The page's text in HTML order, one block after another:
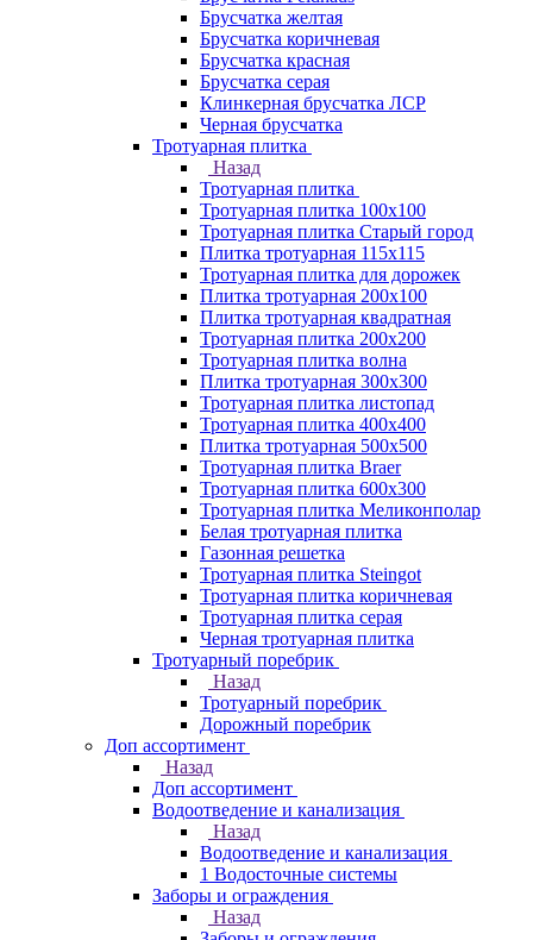
Брусчатка желтая
Брусчатка коричневая
Брусчатка красная
Брусчатка серая
Клинкерная брусчатка ЛСР
Черная брусчатка
Тротуарная плитка
Назад
Тротуарная плитка
Тротуарная плитка 100x100
Тротуарная плитка Старый город
Плитка тротуарная 115x115
Тротуарная плитка для дорожек
Плитка тротуарная 200х100
Плитка тротуарная квадратная
Тротуарная плитка 200х200
Тротуарная плитка волна
Плитка тротуарная 300х300
Тротуарная плитка листопад
Тротуарная плитка 400х400
Плитка тротуарная 500x500
Тротуарная плитка Braer
Тротуарная плитка 600х300
Тротуарная плитка Меликонполар
Белая тротуарная плитка
Газонная решетка
Тротуарная плитка Steingot
Тротуарная плитка коричневая
Тротуарная плитка серая
Черная тротуарная плитка
Тротуарный поребрик
Назад
Тротуарный поребрик
Дорожный поребрик
Доп ассортимент
Назад
Доп ассортимент
Водоотведение и канализация
Назад
Водоотведение и канализация
1 Водосточные системы
Заборы и ограждения
Назад